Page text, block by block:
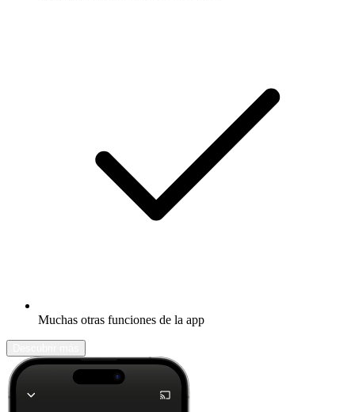
Muchas otras funciones de la app